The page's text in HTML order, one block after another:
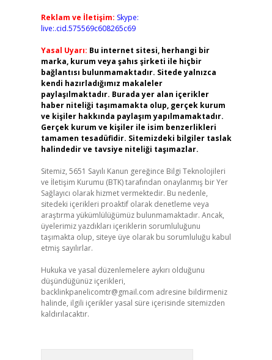
Reklam ve İletişim: Skype:
live:.cid.575569c608265c69
Yasal Uyarı: Bu internet sitesi, herhangi bir
marka, kurum veya şahıs şirketi ile hiçbir
bağlantısı bulunmamaktadır. Sitede yalnızca
kendi hazırladığımız makaleler
paylaşılmaktadır. Burada yer alan içerikler
haber niteliği taşımamakta olup, gerçek kurum
ve kişiler hakkında paylaşım yapılmamaktadır.
Gerçek kurum ve kişiler ile isim benzerlikleri
tamamen tesadüfidir. Sitemizdeki bilgiler taslak
halindedir ve tavsiye niteliği taşımazlar.
Sitemiz, 5651 Sayılı Kanun gereğince Bilgi Teknolojileri
ve İletişim Kurumu (BTK) tarafından onaylanmış bir Yer
Sağlayıcı olarak hizmet vermektedir. Bu nedenle,
sitedeki içerikleri proaktif olarak denetleme veya
araştırma yükümlülüğümüz bulunmamaktadır. Ancak,
üyelerimiz yazdıkları içeriklerin sorumluluğunu
taşımakta olup, siteye üye olarak bu sorumluluğu kabul
etmiş sayılırlar.
Hukuka ve yasal düzenlemelere aykırı olduğunu
düşündüğünüz içerikleri,
backlinkpanelicomtr@gmail.com adresine bildirmeniz
halinde, ilgili içerikler yasal süre içerisinde sitemizden
kaldırılacaktır.